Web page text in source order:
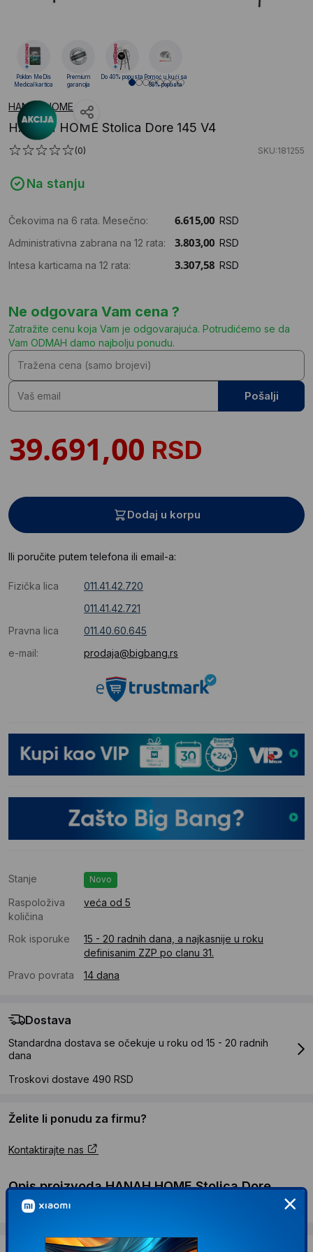
HANAH HOME
HANAH HOME Stolica Dore 145 V4
(0) SKU:181255
Na stanju
Čekovima na 6 rata. Mesečno:
RSD
Administrativna zabrana na 12 rata:
RSD
Intesa karticama na 12 rata:
RSD
Ne odgovara Vam cena ?
Zatražite cenu koja Vam je odgovarajuća. Potrudićemo se da
Vam ODMAH damo najbolju ponudu.
Pošalji
RSD
Dodaj u korpu
Ili poručite putem telefona ili email-a:
Fizička lica
011.41.42.720
011.41.42.721
Pravna lica
011.40.60.645
e-mail:
prodaja@bigbang.rs
Stanje Novo
Raspoloživa
količina
veća od 5
Rok isporuke
15 - 20 radnih dana, a najkasnije u roku
definisanim ZZP po clanu 31.
Pravo povrata
14 dana
Dostava
Standardna dostava se očekuje u roku od 15 - 20 radnih
dana
Troskovi dostave 490 RSD
Želite li ponudu za firmu?
Kontaktirajte nas
Poklon MeDis
Medical kartica
Premium
garancija
Do 40% popusta Pomoć u kući sa
88% popusta
Opis proizvoda HANAH HOME Stolica Dore
145 V4